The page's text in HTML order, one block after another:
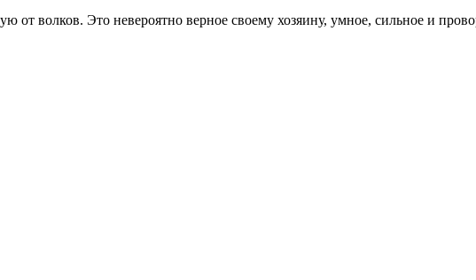
волков. Это невероятно верное своему хозяину, умное, сильное и